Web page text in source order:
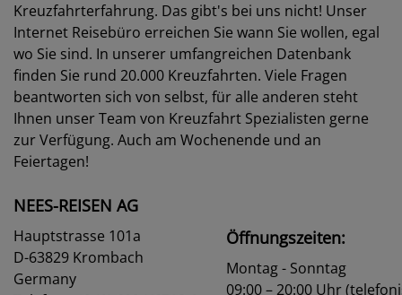
Kreuzfahrterfahrung. Das gibt's bei uns nicht! Unser
Internet Reisebüro erreichen Sie wann Sie wollen, egal
wo Sie sind. In unserer umfangreichen Datenbank
finden Sie rund 20.000 Kreuzfahrten. Viele Fragen
beantworten sich von selbst, für alle anderen steht
Ihnen unser Team von Kreuzfahrt Spezialisten gerne
zur Verfügung. Auch am Wochenende und an
Feiertagen!
NEES-REISEN AG
Hauptstrasse 101a
D-63829 Krombach
Germany
Öffnungszeiten:
Montag - Sonntag
09:00 – 20:00 Uhr